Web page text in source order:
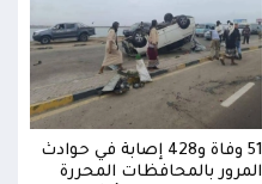
51 وفاة و428 إصابة في حوادث
المرور بالمحافظات المحررة